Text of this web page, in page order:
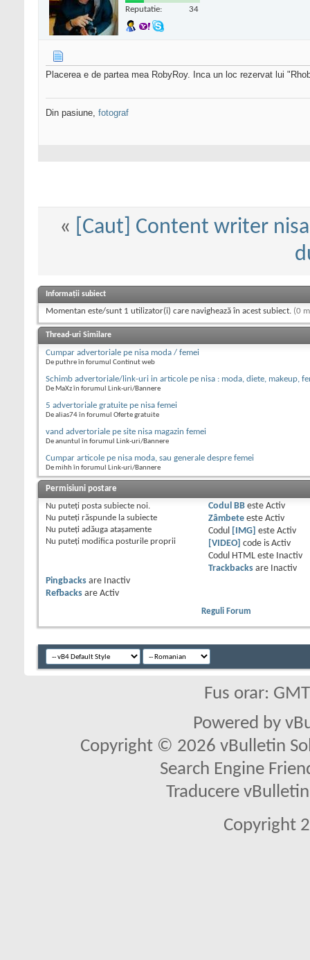
Reputatie: 34
Placerea e de partea mea RobyRoy. Inca un loc rezervat lui
Din pasiune, fotograf
«
[Caut] Content writer
Informații subiect
Momentan este/sunt 1 utilizator(i) care navighează în acest subiect. (0
Thread-uri Similare
Cumpar advertoriale pe nisa moda / femei
De puthre în forumul Continut web
Schimb advertoriale/link-uri in articole pe nisa : moda, diete, makeup,
De MaXz în forumul Link-uri/Bannere
5 advertoriale gratuite pe nisa femei
De alias74 în forumul Oferte gratuite
vand advertoriale pe site nisa magazin femei
De anuntul în forumul Link-uri/Bannere
Cumpar articole pe nisa moda, sau generale despre femei
De mihh în forumul Link-uri/Bannere
Permisiuni postare
Nu puteţi posta subiecte noi.
Nu puteţi răspunde la subiecte
Nu puteţi adăuga ataşamente
Nu puteţi modifica posturile proprii
Codul BBeste Activ
Zâmbeteeste Activ
Codul
[IMG] este Activ
[VIDEO] code is Activ
Codul HTML este
Inactiv
Trackbacksare
Inactiv
Pingbacks are
Inactiv
Refbacks are Activ
Reguli Forum
Fus orar:
Powered by
Copyright © 2026 vBulletin
Search Engine
Traducere
Copyright